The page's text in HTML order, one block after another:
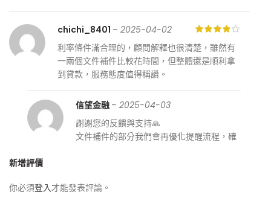
chichi_8401 – 2025-04-02
利率條件滿合理的，顧問解釋也很清楚，雖然有
一兩個文件補件比較花時間，但整體還是順利拿
到貸款，服務態度值得稱讚。
信望金融 – 2025-04-03
謝謝您的反饋與支持🙏
文件補件的部分我們會再優化提醒流程，確
ycw_zz– 2025-05-12
新增評價
你必須登入才能發表評論。